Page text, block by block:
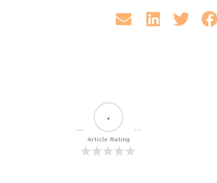
Article Rating